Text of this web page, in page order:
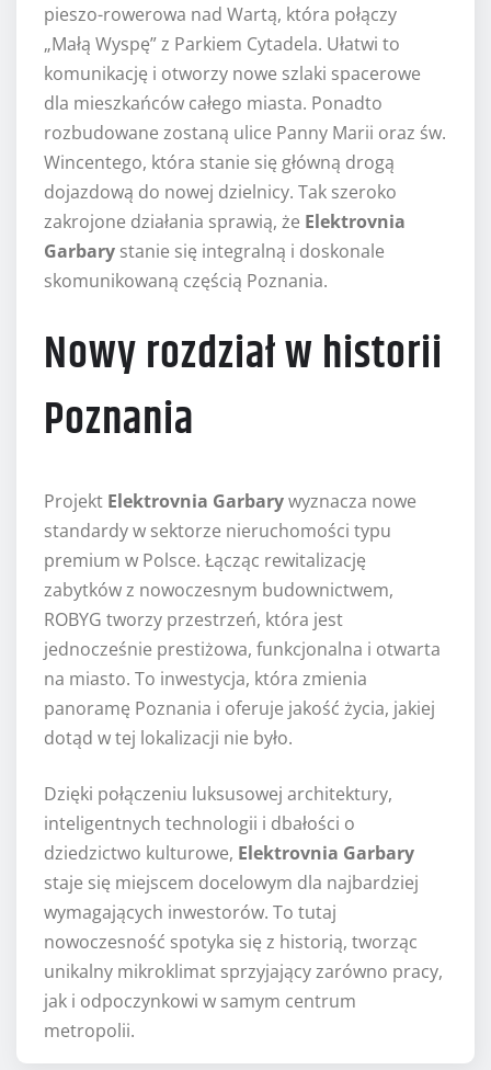
pieszo-rowerowa nad Wartą, która połączy
„Małą Wyspę” z Parkiem Cytadela. Ułatwi to
komunikację i otworzy nowe szlaki spacerowe
dla mieszkańców całego miasta. Ponadto
rozbudowane zostaną ulice Panny Marii oraz św.
Wincentego, która stanie się główną drogą
dojazdową do nowej dzielnicy. Tak szeroko
zakrojone działania sprawią, że Elektrovnia
Garbary stanie się integralną i doskonale
skomunikowaną częścią Poznania.
Nowy rozdział w historii
Poznania
Projekt Elektrovnia Garbarywyznacza nowe
standardy w sektorze nieruchomości typu
premium w Polsce. Łącząc rewitalizację
zabytków z nowoczesnym budownictwem,
ROBYG tworzy przestrzeń, która jest
jednocześnie prestiżowa, funkcjonalna i otwarta
na miasto. To inwestycja, która zmienia
panoramę Poznania i oferuje jakość życia, jakiej
dotąd w tej lokalizacji nie było.
Dzięki połączeniu luksusowej architektury,
inteligentnych technologii i dbałości o
dziedzictwo kulturowe, Elektrovnia Garbary
staje się miejscem docelowym dla najbardziej
wymagających inwestorów. To tutaj
nowoczesność spotyka się z historią, tworząc
unikalny mikroklimat sprzyjający zarówno pracy,
jak i odpoczynkowi w samym centrum
metropolii.